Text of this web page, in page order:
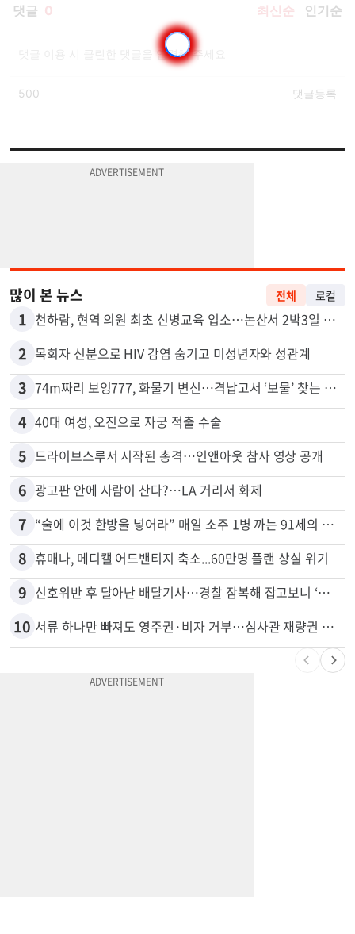
많이 본 뉴스
1
2 목회자 신분으로 HIV 감염 숨기고 미성년자와 성관계
3
4 40대 여성, 오진으로 자궁 적출 수술
5 드라이브스루서 시작된 총격…인앤아웃 참사 영상 공개
6 광고판 안에 사람이 산다?…LA 거리서 화제
7 “술에 이것 한방울 넣어라” 매일 소주 1병 까는 91세의 철칙
8 휴매나, 메디캘 어드밴티지 축소...60만명 플랜 상실 위기
9 신호위반 후 달아난 배달기사…경찰 잠복해 잡고보니 ‘반전’
서류 하나만 빠져도 영주권·비자 거부…심사관 재량권 대폭 확대